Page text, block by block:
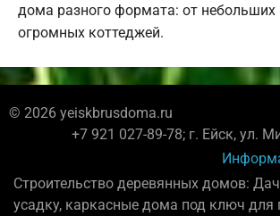
дома разного формата: от
огромных коттеджей.
© 2026 yeiskbrusdoma.ru
+7 921 027-89-78; г. Ейск, ул.
Строительство деревянных домов:
усадку, каркасные дома под ключ для